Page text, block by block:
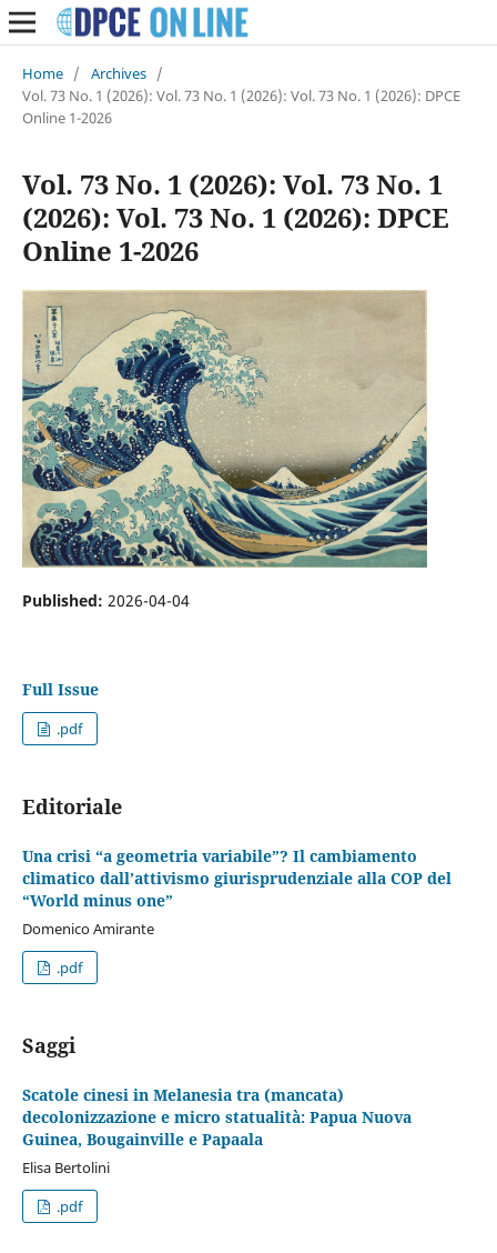
Home / Archives /
Vol. 73 No. 1 (2026): Vol. 73 No. 1 (2026): Vol. 73 No. 1 (2026): DPCE
Online 1-2026
Vol. 73 No. 1 (2026): Vol. 73 No. 1
(2026): Vol. 73 No. 1 (2026): DPCE
Online 1-2026
Published: 2026-04-04
Full Issue
.pdf
Editoriale
Una crisi “a geometria variabile”? Il cambiamento
climatico dall’attivismo giurisprudenziale alla COP del
“World minus one”
Domenico Amirante
.pdf
Saggi
Scatole cinesi in Melanesia tra (mancata)
decolonizzazione e micro statualità: Papua Nuova
Guinea, Bougainville e Papaala
Elisa Bertolini
.pdf